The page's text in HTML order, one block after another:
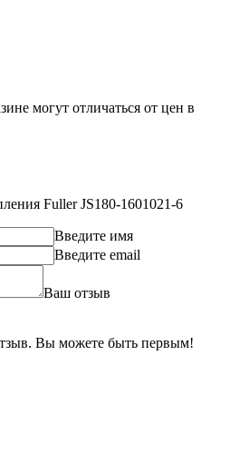
могут отличаться от цен в
Fuller JS180-1601021-6
Введите имя
Введите email
Ваш отзыв
Вы можете быть первым!